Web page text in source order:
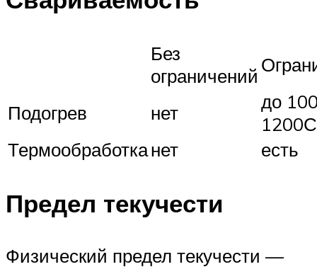
Без
ограничений
Подогрев нет
до
1200С
Термообработканет есть
Предел текучести
Физический предел текучести —